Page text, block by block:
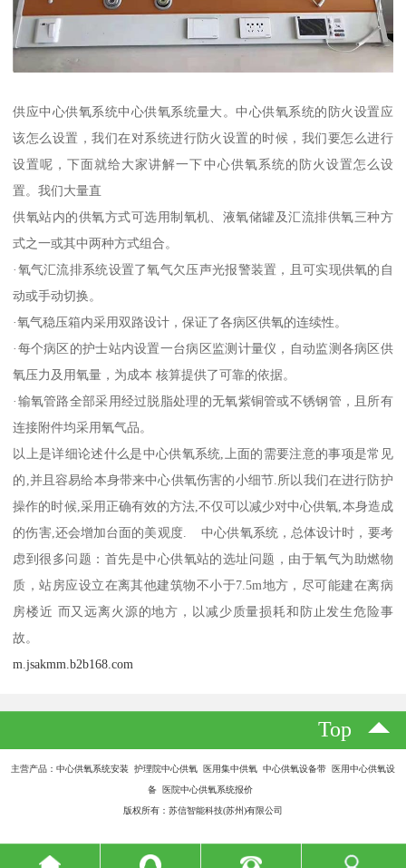
供应中心供氧系统中心供氧系统量大。中心供氧系统的防火设置应
该怎么设置，我们在对系统进行防火设置的时候，我们要怎么进行
设置呢，下面就给大家讲解一下中心供氧系统的防火设置怎么设
置。我们大量直
供氧站内的供氧方式可选用制氧机、液氧储罐及汇流排供氧三种方
式之一或其中两种方式组合。
·氧气汇流排系统设置了氧气欠压声光报警装置，且可实现供氧的自
动或手动切换。
·氧气稳压箱内采用双路设计，保证了各病区供氧的连续性。
·每个病区的护士站内设置一台病区监测计量仪，自动监测各病区供
氧压力及用氧量，为成本 核算提供了可靠的依据。
·输氧管路全部采用经过脱脂处理的无氧紫铜管或不锈钢管，且所有
连接附件均采用氧气品。
以上是详细论述什么是中心供氧系统,上面的需要注意的事项是常见
的,并且容易给本身带来中心供氧伤害的小细节.所以我们在进行防护
操作的时候,采用正确有效的方法,不仅可以减少对中心供氧,本身造成
的伤害,还会增加台面的美观度. 中心供氧系统，总体设计时，要考
虑到很多问题：首先是中心供氧站的选址问题，由于氧气为助燃物
质，站房应设立在离其他建筑物不小于7.5m地方，尽可能建在离病
房楼近 而又远离火源的地方，以减少质量损耗和防止发生危险事
故。
m.jsakmm.b2b168.com
Top
主营产品：中心供氧系统安装 护理院中心供氧 医用集中供氧 中心供氧设备带 医用中心供氧设
备 医院中心供氧系统报价
版权所有：苏信智能科技(苏州)有限公司